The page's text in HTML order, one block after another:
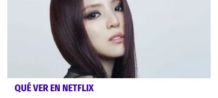
QUÉ VER EN NETFLIX